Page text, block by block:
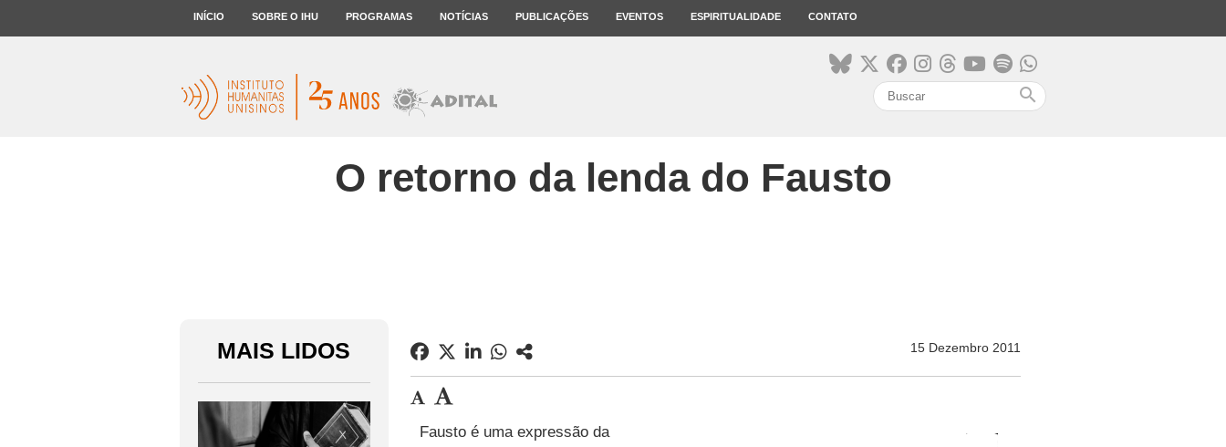
INÍCIO SOBRE O IHU PROGRAMAS NOTÍCIAS PUBLICAÇÕES EVENTOS ESPIRITUALIDADE CONTATO
search
O retorno da lenda do Fausto
MAIS LIDOS 15 Dezembro 2011
Fausto é uma expressão da